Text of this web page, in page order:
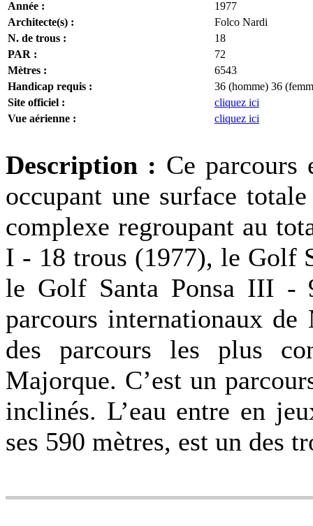
Année :
1977
Architecte(s) :
Folco Nardi
N. de trous :
18
PAR :
72
Mètres :
6543
Handicap requis :
36 (homme) 36
Site officiel :
cliquez ici
Vue aérienne :
cliquez ici
Description : Ce parcours
occupant une surface
complexe regroupant au
I - 18 trous (1977), le Golf
le Golf Santa Ponsa III -
parcours internationaux de
des parcours les plus
Majorque. C’est un
inclinés. L’eau entre en
ses 590 mètres, est un des